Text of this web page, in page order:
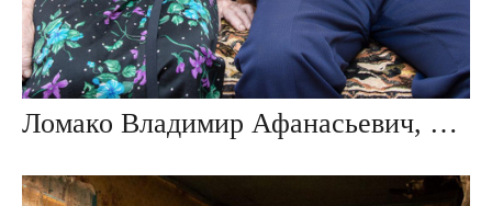
Ломако Владимир Афанасьевич, Зинаида Константиновна. дер. Пятевщина, Беларусь